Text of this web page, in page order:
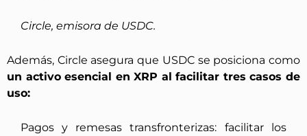
Circle, emisora de USDC.
Además, Circle asegura que USDC se posiciona como
un activo esencial en XRP al facilitar tres casos de
uso:
Pagos y remesas transfronterizas:
facilitar los